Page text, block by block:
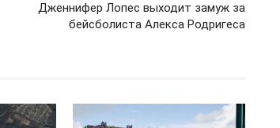
Дженнифер Лопес выходит замуж за
бейсболиста Алекса Родригеса